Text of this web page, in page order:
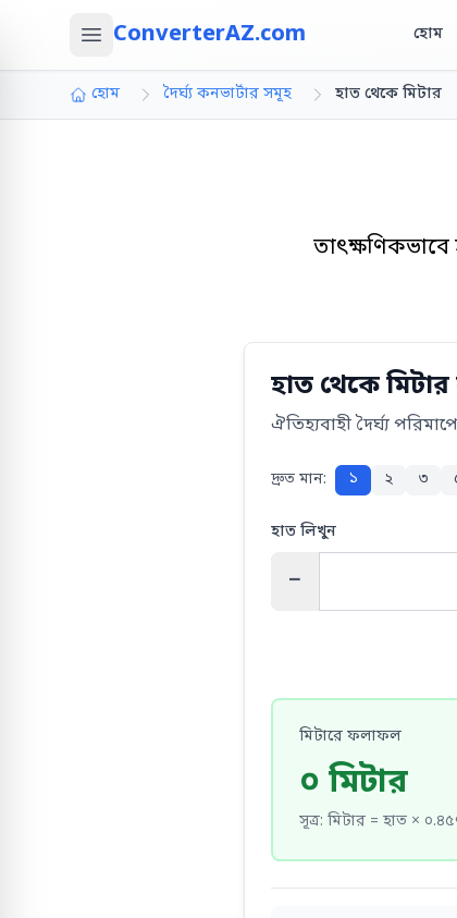
ConverterAZ.com হোম
হোম দৈর্ঘ্য কনভার্টার সমূহ হাত থেকে মিটার
হাত থেকে মিটার
ঐতিহ্যবাহী দৈর্ঘ্য
দ্রুত মান: ১ ২ ৩
হাত লিখুন
−
মিটারে ফলাফল
০ মিটার
সূত্র: মিটার = হাত ×